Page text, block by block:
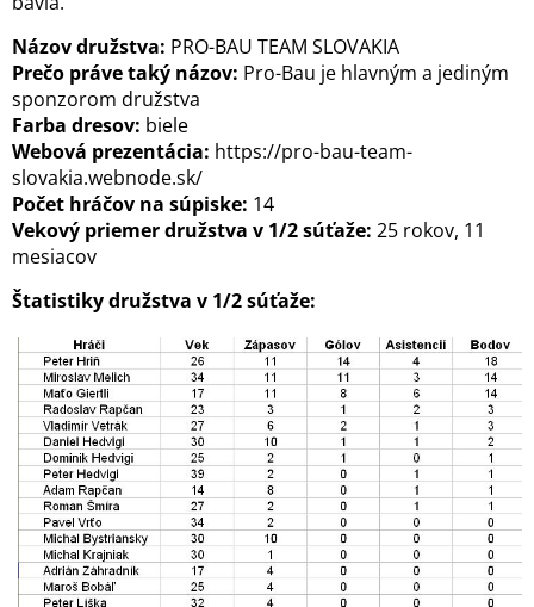
Názov družstva: PRO-BAU TEAM SLOVAKIA
Prečo práve taký názov: Pro-Bau je hlavným a jediným
sponzorom družstva
Farba dresov: biele
Webová prezentácia: https://pro-bau-team-
slovakia.webnode.sk/
Počet hráčov na súpiske: 14
Vekový priemer družstva v 1/2 súťaže: 25 rokov, 11
mesiacov
Štatistiky družstva v 1/2 súťaže: